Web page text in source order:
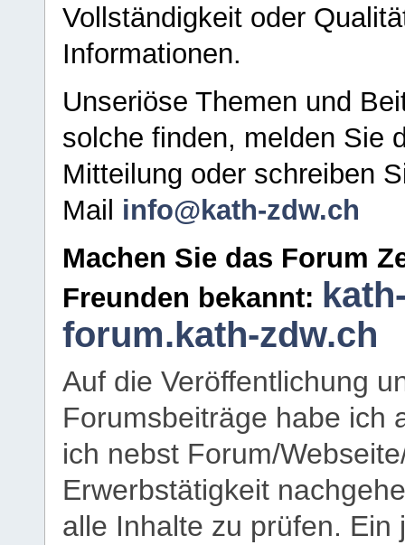
Vollständigkeit oder
Informationen.
Unseriöse Themen und
solche finden, melden Sie
Mitteilung oder schreiben
Mail info@kath-zdw.ch
Machen Sie das Forum
Freunden bekannt:
forum.kath-zdw.ch
Auf die Veröffentlichung
Forumsbeiträge habe ich
ich nebst Forum/
Erwerbstätigkeit
alle Inhalte zu prüfen.